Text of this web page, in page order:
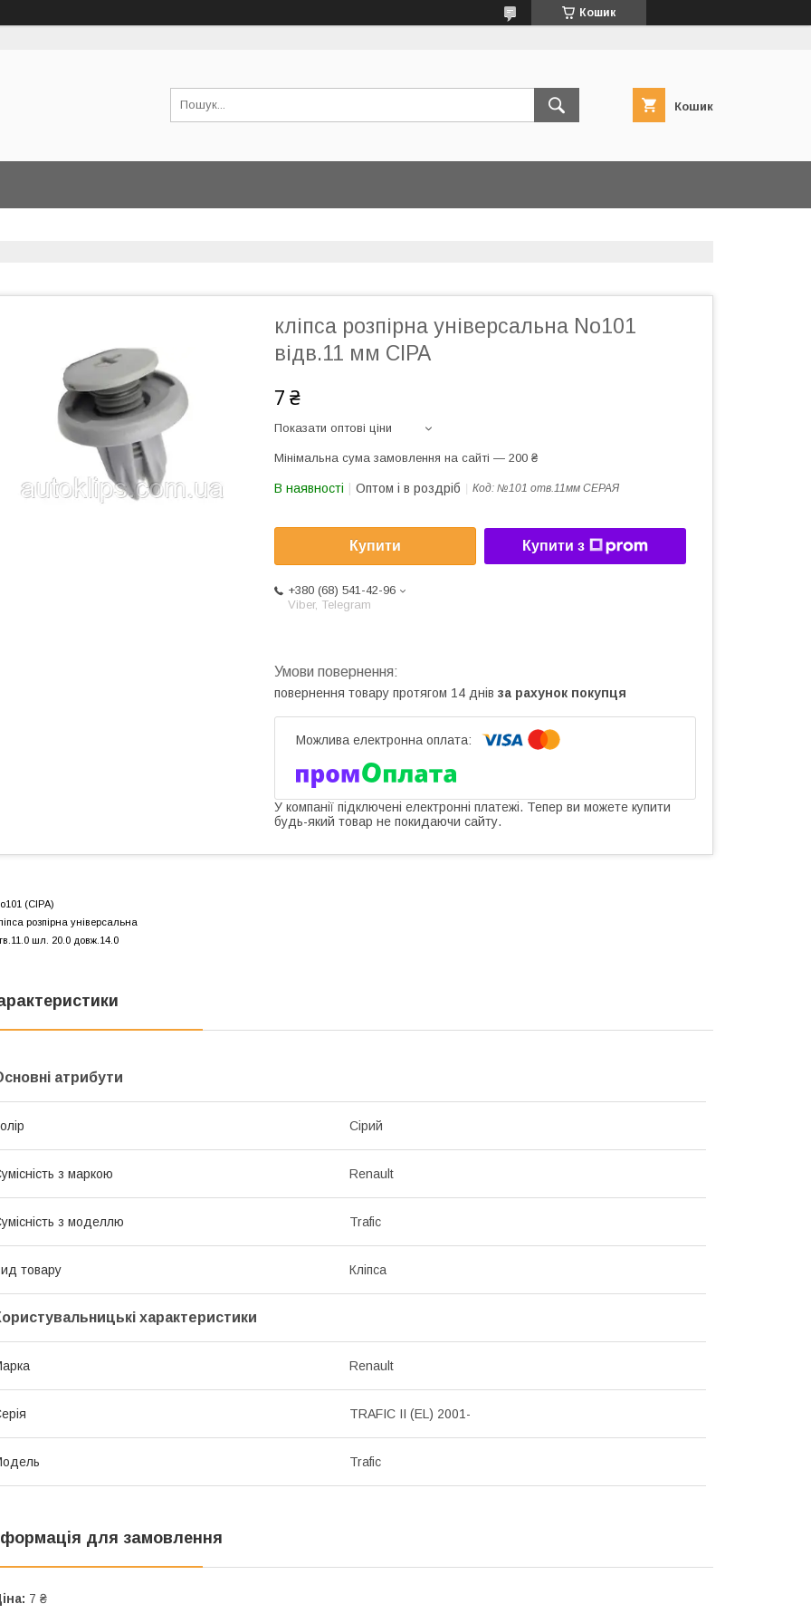
Кошик
Кошик
кліпса розпірна універсальна No101
відв.11 мм СІРА
7 ₴
Показати оптові ціни
Мінімальна сума замовлення на сайті — 200 ₴
В наявності Оптом і в роздріб Код: №101 отв.11мм СЕРАЯ
Купити Купити з
+380 (68) 541-42-96
Viber, Telegram
повернення товару протягом 14 днів за рахунок покупця
У компанії підключені електронні платежі. Тепер ви можете купити
будь-який товар не покидаючи сайту.
(СІРА)
розпірна універсальна
шл. 20.0 довж.14.0
атрибути
Сірий
з маркою Renault
з моделлю Trafic
товару Кліпса
характеристики
Renault
TRAFIC II (EL) 2001-
Trafic
для замовлення
7 ₴